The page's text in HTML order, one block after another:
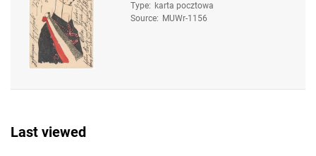
Type: karta pocztowa
Source: MUWr-1156
Last viewed